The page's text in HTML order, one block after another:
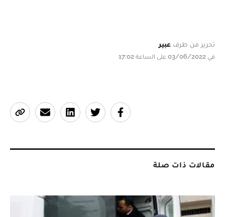
تحرير من طرف عبير
في 03/06/2022 على الساعة 17:02
مقالات ذات صلة